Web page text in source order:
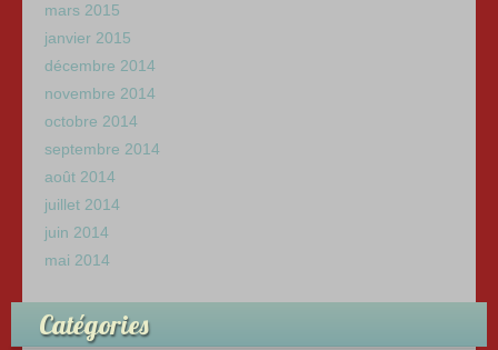
mars 2015
janvier 2015
décembre 2014
novembre 2014
octobre 2014
septembre 2014
août 2014
juillet 2014
juin 2014
mai 2014
Catégories